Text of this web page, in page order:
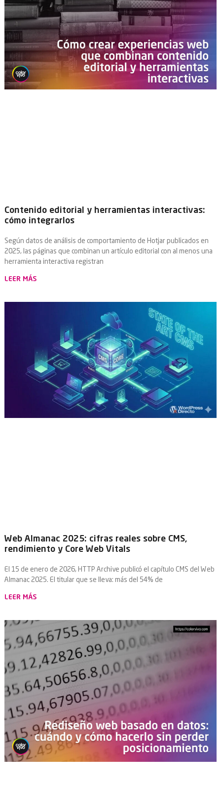
Contenido editorial y herramientas interactivas:
cómo integrarlos
Según datos de análisis de comportamiento de Hotjar publicados en
2025, las páginas que combinan un artículo editorial con al menos una
herramienta interactiva registran
LEER MÁS
Web Almanac 2025: cifras reales sobre CMS,
rendimiento y Core Web Vitals
El 15 de enero de 2026, HTTP Archive publicó el capítulo CMS del Web
Almanac 2025. El titular que se lleva: más del 54% de
LEER MÁS